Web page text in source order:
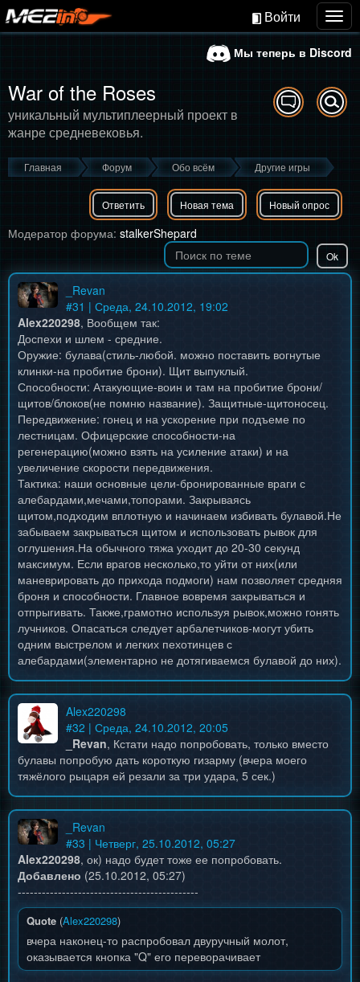
Войти
Мы теперь в Discord
War of the Roses
уникальный мультиплеерный проект в
жанре средневековья.
Главная Форум Обо всём Другие игры
Ответить Новая тема Новый опрос
Модератор форума: stalkerShepard
_Revan
#31 | Среда, 24.10.2012, 19:02
Alex220298, Вообщем так:
Доспехи и шлем - средние.
Оружие: булава(стиль-любой. можно поставить вогнутые
клинки-на пробитие брони). Щит выпуклый.
Способности: Атакующие-воин и там на пробитие брони/
щитов/блоков(не помню название). Защитные-щитоносец.
Передвижение: гонец и на ускорение при подъеме по
лестницам. Офицерские способности-на
регенерацию(можно взять на усиление атаки) и на
увеличение скорости передвижения.
Тактика: наши основные цели-бронированные враги с
алебардами,мечами,топорами. Закрываясь
щитом,подходим вплотную и начинаем избивать булавой.Не
забываем закрываться щитом и использовать рывок для
оглушения.На обычного тяжа уходит до 20-30 секунд
максимум. Если врагов несколько,то уйти от них(или
маневрировать до прихода подмоги) нам позволяет средняя
броня и способности. Главное вовремя закрываться и
отпрыгивать. Также,грамотно используя рывок,можно гонять
лучников. Опасаться следует арбалетчиков-могут убить
одним выстрелом и легких пехотинцев с
алебардами(элементарно не дотягиваемся булавой до них).
Alex220298
#32 | Среда, 24.10.2012, 20:05
_Revan, Кстати надо попробовать, только вместо
булавы попробую дать короткую гизарму (вчера моего
тяжёлого рыцаря ей резали за три удара, 5 сек.)
_Revan
#33 | Четверг, 25.10.2012, 05:27
Alex220298, ок) надо будет тоже ее попробовать.
Добавлено (25.10.2012, 05:27)
---------------------------------------------
Quote (Alex220298)
вчера наконец-то распробовал двуручный молот,
оказывается кнопка "Q" его переворачивает